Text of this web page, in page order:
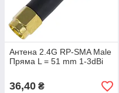
Антена 2.4G RP-SMA Male
Пряма L = 51 mm 1-3dBi
36,40 ₴